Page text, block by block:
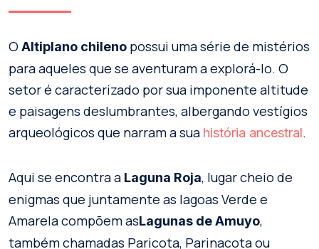
O Altiplano chileno possui uma série de mistérios
para aqueles que se aventuram a explorá-lo. O
setor é caracterizado por sua imponente altitude
e paisagens deslumbrantes, albergando vestígios
arqueológicos que narram a sua história ancestral.
Aqui se encontra a Laguna Roja, lugar cheio de
enigmas que juntamente as lagoas Verde e
Amarela compõem asLagunas de Amuyo,
também chamadas Paricota, Parinacota ou